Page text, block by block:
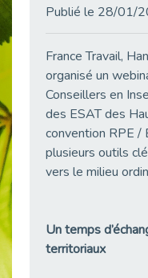
Publié le 21/05/2026
Publié le 18/05/2026
Publié le 12/05/2026
Publié le 04/05/2026
Publié le 28/01/
France Travail,
organisé un
Conseillers en
des ESAT des
convention RPE /
plusieurs outils
vers le milieu
Un temps
territoriaux